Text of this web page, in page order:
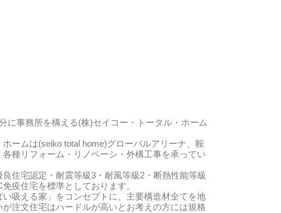
に事務所を構える(株)セイコー・トータル・ホーム
ームは(seiko total home)グローバルアリーナ、鞍
種リフォーム・リノベーシ・外構工事を承ってい
住宅認定・耐震等級3・耐風等級2・断熱性能等級
疫住宅を標準としております。
吸える家」をコンセプトに、主要構造材全てを地
注文住宅はハードルが高いとお考えの方には規格